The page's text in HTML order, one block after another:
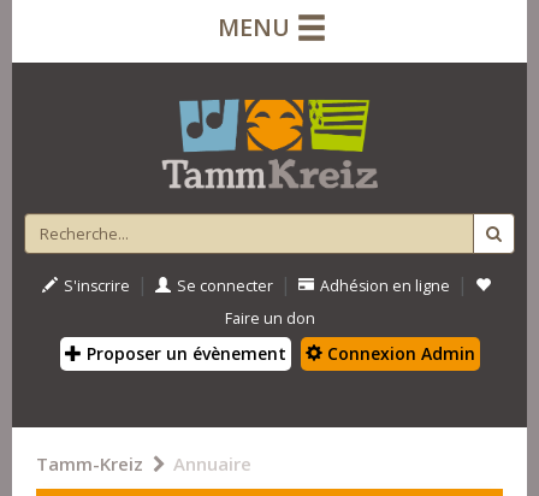
MENU
S'inscrire | Se connecter | Adhésion en ligne |
Faire un don
Proposer un évènement Connexion Admin
Tamm-Kreiz Annuaire